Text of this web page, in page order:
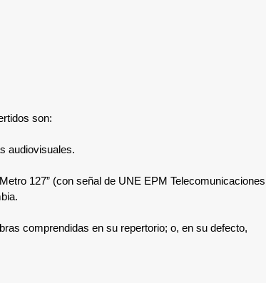
son:
audiovisuales.
127” (con señal de UNE EPM Telecomunicaciones
comprendidas en su repertorio; o, en su defecto,